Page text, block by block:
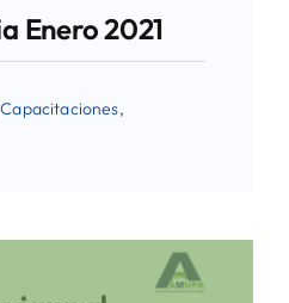
Enero 2021
Capacitaciones,